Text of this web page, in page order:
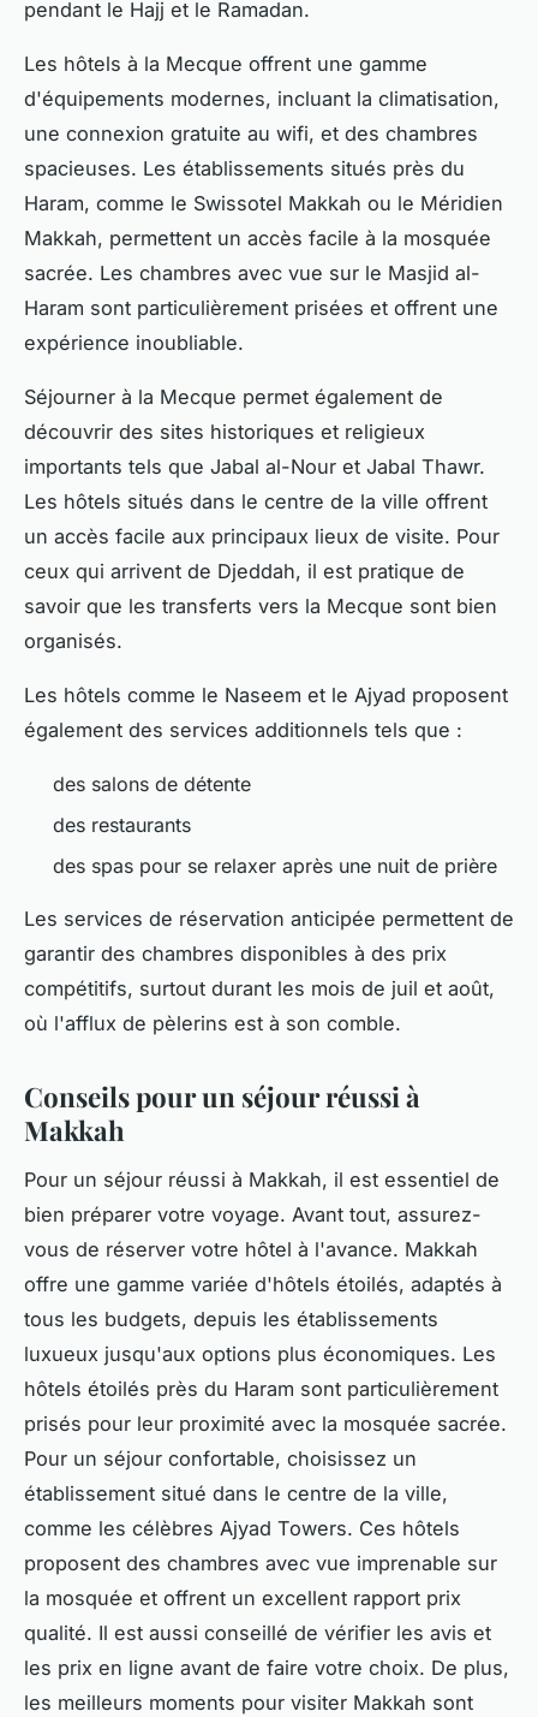
pendant le Hajj et le Ramadan.
Les hôtels à la Mecque offrent une gamme
d'équipements modernes, incluant la climatisation,
une connexion gratuite au wifi, et des chambres
spacieuses. Les établissements situés près du
Haram, comme le Swissotel Makkah ou le Méridien
Makkah, permettent un accès facile à la mosquée
sacrée. Les chambres avec vue sur le Masjid al-
Haram sont particulièrement prisées et offrent une
expérience inoubliable.
Séjourner à la Mecque permet également de
découvrir des sites historiques et religieux
importants tels que Jabal al-Nour et Jabal Thawr.
Les hôtels situés dans le centre de la ville offrent
un accès facile aux principaux lieux de visite. Pour
ceux qui arrivent de Djeddah, il est pratique de
savoir que les transferts vers la Mecque sont bien
organisés.
Les hôtels comme le Naseem et le Ajyad proposent
également des services additionnels tels que :
des salons de détente
des restaurants
des spas pour se relaxer après une nuit de prière
Les services de réservation anticipée permettent de
garantir des chambres disponibles à des prix
compétitifs, surtout durant les mois de juil et août,
où l'afflux de pèlerins est à son comble.
Conseils pour un séjour réussi à
Makkah
Pour un séjour réussi à Makkah, il est essentiel de
bien préparer votre voyage. Avant tout, assurez-
vous de réserver votre hôtel à l'avance. Makkah
offre une gamme variée d'hôtels étoilés, adaptés à
tous les budgets, depuis les établissements
luxueux jusqu'aux options plus économiques. Les
hôtels étoilés près du Haram sont particulièrement
prisés pour leur proximité avec la mosquée sacrée.
Pour un séjour confortable, choisissez un
établissement situé dans le centre de la ville,
comme les célèbres Ajyad Towers. Ces hôtels
proposent des chambres avec vue imprenable sur
la mosquée et offrent un excellent rapport prix
qualité. Il est aussi conseillé de vérifier les avis et
les prix en ligne avant de faire votre choix. De plus,
les meilleurs moments pour visiter Makkah sont